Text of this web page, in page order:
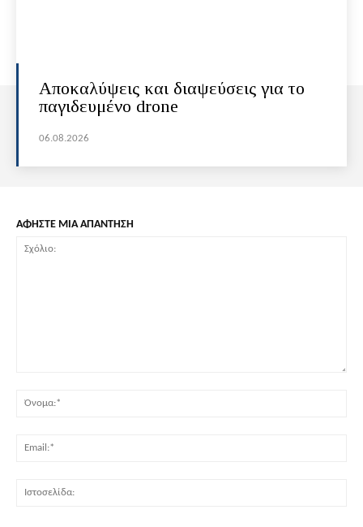
Αποκαλύψεις και διαψεύσεις για το
παγιδευμένο drone
06.08.2026
ΑΦΗΣΤΕ ΜΙΑ ΑΠΑΝΤΗΣΗ